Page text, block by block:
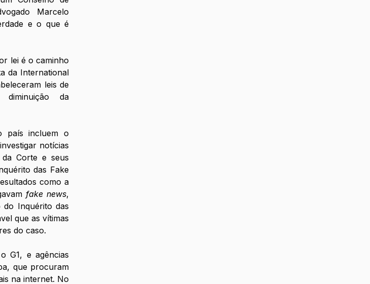
Marcelo
e o que é
lei é o caminho
da International
leis de
da
país incluem o
notícias
Corte e seus
das Fake
como a
fake news,
Inquérito das
que as vítimas
do caso.
G1, e agências
que procuram
na internet. No